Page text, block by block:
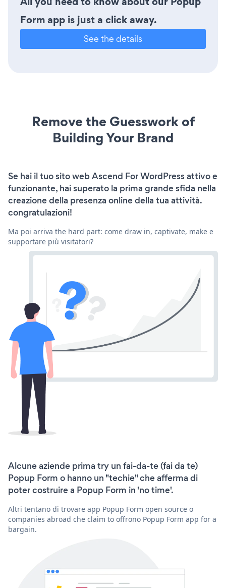
Form app is just a click away.
See the details
Remove the Guesswork of
Building Your Brand
Se hai il tuo sito web Ascend For WordPress attivo e
funzionante, hai superato la prima grande sfida nella
creazione della presenza online della tua attività.
congratulazioni!
Ma poi arriva the hard part: come draw in, captivate, make e
supportare più visitatori?
Alcune aziende prima try un fai-da-te (fai da te)
Popup Form o hanno un "techie" che afferma di
poter costruire a Popup Form in 'no time'.
Altri tentano di trovare app Popup Form open source o
companies abroad che claim to offrono Popup Form app for a
bargain.